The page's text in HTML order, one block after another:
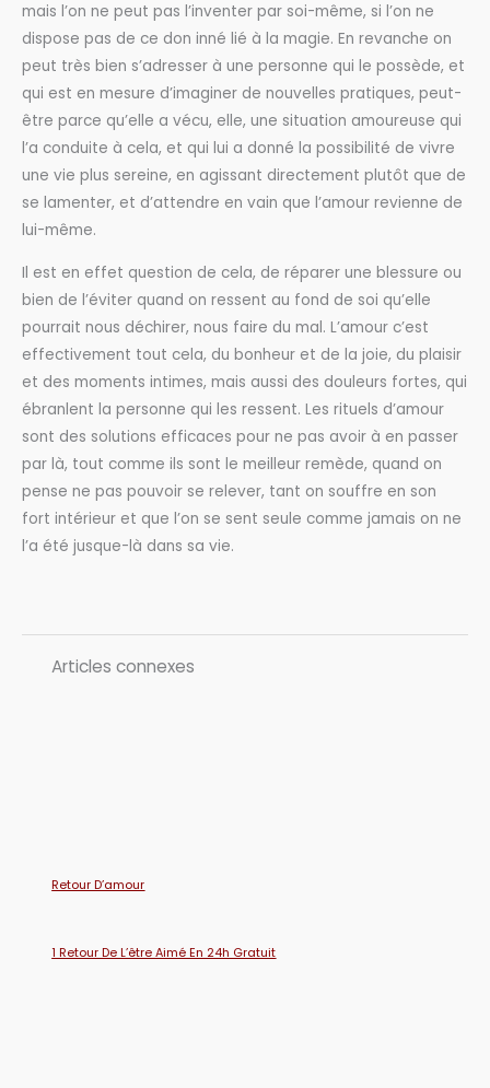
mais l’on ne peut pas l’inventer par soi-même, si l’on ne
dispose pas de ce don inné lié à la magie. En revanche on
peut très bien s’adresser à une personne qui le possède, et
qui est en mesure d’imaginer de nouvelles pratiques, peut-
être parce qu’elle a vécu, elle, une situation amoureuse qui
l’a conduite à cela, et qui lui a donné la possibilité de vivre
une vie plus sereine, en agissant directement plutôt que de
se lamenter, et d’attendre en vain que l’amour revienne de
lui-même.
Il est en effet question de cela, de réparer une blessure ou
bien de l’éviter quand on ressent au fond de soi qu’elle
pourrait nous déchirer, nous faire du mal. L’amour c’est
effectivement tout cela, du bonheur et de la joie, du plaisir
et des moments intimes, mais aussi des douleurs fortes, qui
ébranlent la personne qui les ressent. Les rituels d’amour
sont des solutions efficaces pour ne pas avoir à en passer
par là, tout comme ils sont le meilleur remède, quand on
pense ne pas pouvoir se relever, tant on souffre en son
fort intérieur et que l’on se sent seule comme jamais on ne
l’a été jusque-là dans sa vie.
Articles connexes
Retour D’amour
1 Retour De L’être Aimé En 24h Gratuit